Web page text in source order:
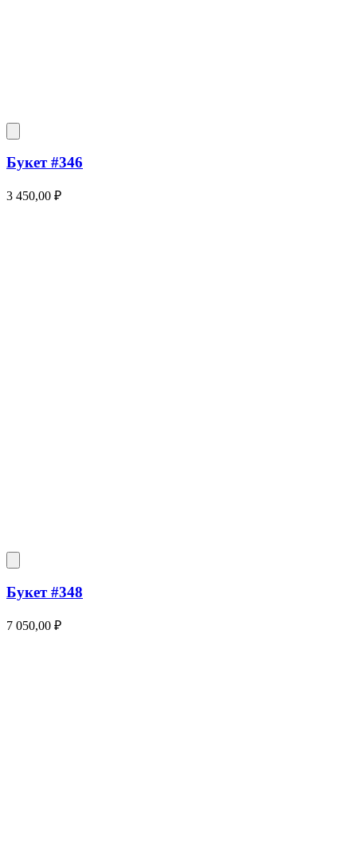
Букет #346
3 450,00 ₽
Букет #348
7 050,00 ₽